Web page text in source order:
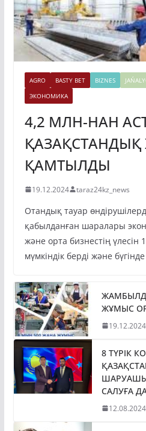
AGRO BASTY BET BIZNES
ЭКОНОМИКА
4,2 МЛН-НАН
ҚАМТЫЛДЫ
19.12.2024 taraz24kz_news
Отандық тауар
қабылданған шаралары
және орта бизнестің үлесін
мүмкіндік берді және
ЖҰМЫС
19.12.2024
8 ТҮРІК
САЛУҒА
12.08.2024